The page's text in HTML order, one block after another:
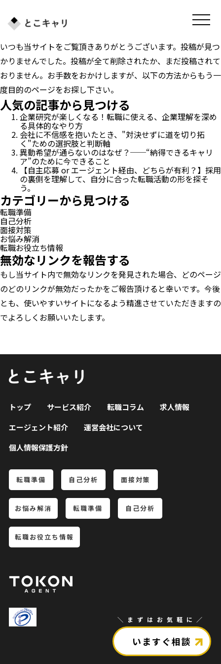
＼まずはお気軽に／
いますぐ相談
いつも当サイトをご覧頂きありがとうございます。投稿が見つ
かりませんでした。投稿が全て削除されたか、まだ投稿されて
おりません。お手数をおかけしますが、以下の方法からもう一
度目的のページをお探し下さい。
人気の記事から見つける
企業研究が楽しくなる！転職に使える、企業理解を深め
る具体的なやり方
会社に不信感を抱いたとき、"対決せずに道を切り拓
く"ための選択肢と判断軸
異動希望が通らないのはなぜ？──“納得できるキャリ
ア”のために今できること
【自主応募 or エージェント経由、どちらが有利？】採用
の裏側を理解して、自分に合った転職活動の形を探そ
う。
カテゴリーから見つける
転職準備
自己分析
面接対策
お悩み解消
転職お役立ち情報
無効なリンクを報告する
もし当サイト内で無効なリンクを発見された場合、どのページ
のどのリンクが無効だったかをご報告頂けると幸いです。今後
とも、使いやすいサイトになるよう精進させていただきますの
でよろしくお願いいたします。
トップ サービス紹介 転職コラム
求人情報
エージェント紹介
運営会社について
個人情報保護方針
転職準備 自己分析 面接対策
お悩み解消 転職準備 自己分析
転職お役立ち情報